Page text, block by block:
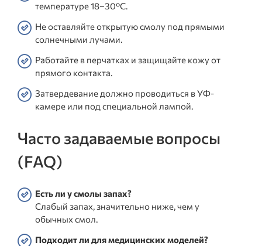
температуре 18–30°C.
Не оставляйте открытую смолу под прямыми
солнечными лучами.
Работайте в перчатках и защищайте кожу от
прямого контакта.
Затвердевание должно проводиться в УФ-
камере или под специальной лампой.
Часто задаваемые вопросы
(FAQ)
Есть ли у смолы запах?
Слабый запах, значительно ниже, чем у
обычных смол.
Подходит ли для медицинских моделей?